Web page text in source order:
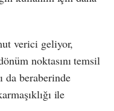
verici geliyor,
noktasını temsil
da beraberinde
ile